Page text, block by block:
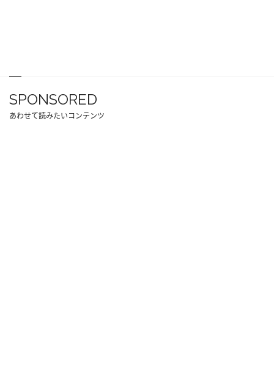
SPONSORED
あわせて読みたいコンテンツ